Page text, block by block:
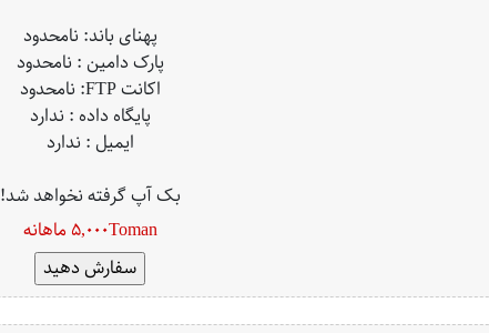
پهنای باند: نامحدود
پارک دامین : نامحدود
اکانت FTP: نامحدود
پایگاه داده : ندارد
ایمیل : ندارد
بک آپ گرفته نخواهد شد!
5,000Toman ماهانه